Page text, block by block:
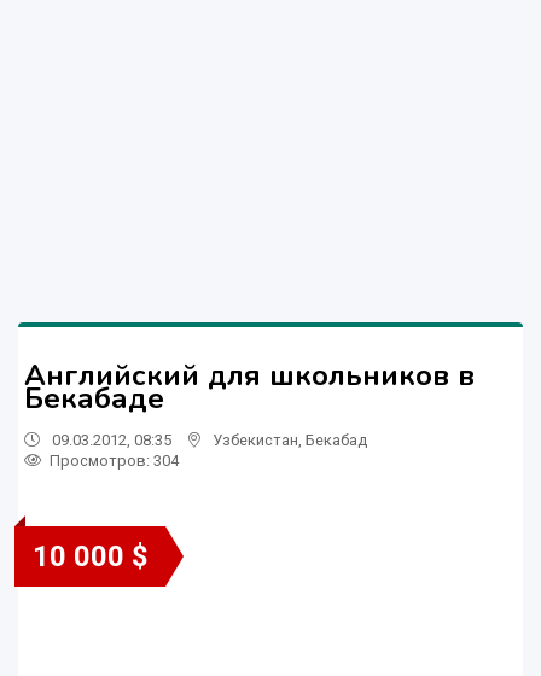
Английский для школьников в
Бекабаде
09.03.2012, 08:35 Узбекистан Бекабад
Просмотров: 304
10 000 $